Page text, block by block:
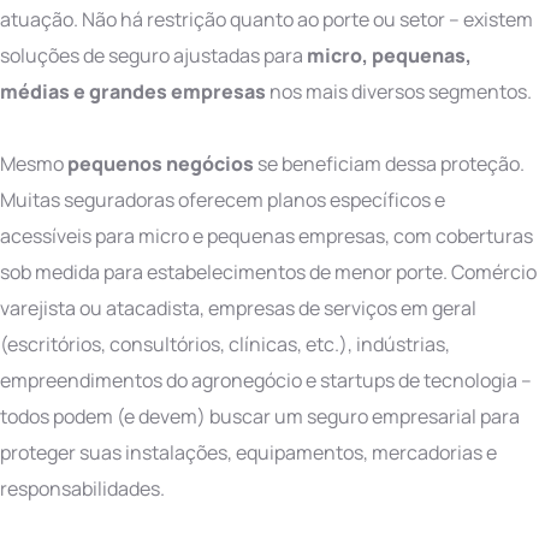
atuação. Não há restrição quanto ao porte ou setor – existem
soluções de seguro ajustadas para micro, pequenas,
médias e grandes empresas nos mais diversos segmentos.
Mesmopequenos negócios se beneficiam dessa proteção.
Muitas seguradoras oferecem planos específicos e
acessíveis para micro e pequenas empresas, com coberturas
sob medida para estabelecimentos de menor porte. Comércio
varejista ou atacadista, empresas de serviços em geral
(escritórios, consultórios, clínicas, etc.), indústrias,
empreendimentos do agronegócio e startups de tecnologia –
todos podem (e devem) buscar um seguro empresarial para
proteger suas instalações, equipamentos, mercadorias e
responsabilidades.